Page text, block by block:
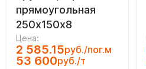
прямоугольная
250х150х8
Цена:
2 585.15руб./пог.м
53 600руб./т